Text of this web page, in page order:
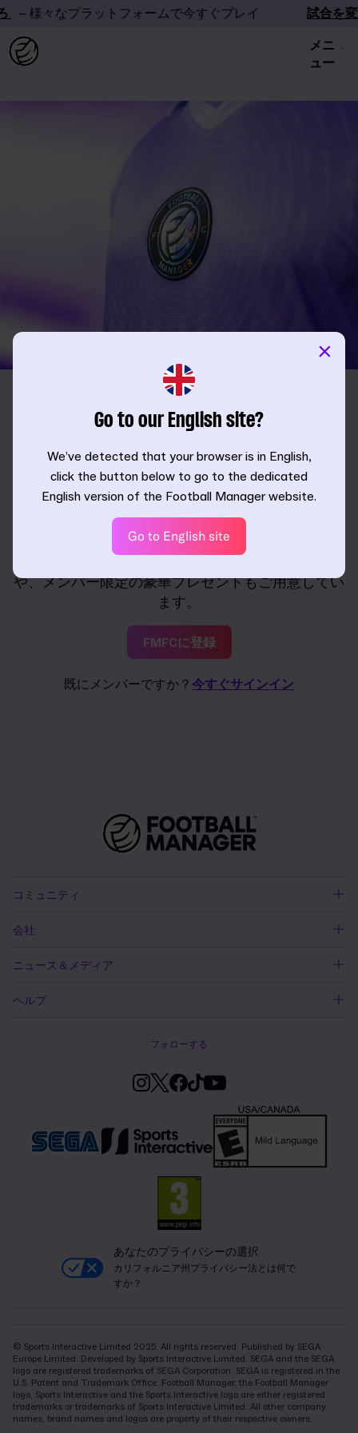
– 様々なプラットフォームで今すぐプレイ
試合を変
メニ
ュー
クラブに参加して報酬を獲
得
FMFCに登録することで、誰よりも早く『FM』の最新
や、メンバー限定の豪華プレゼントもご用意してい
ます。
FMFCに登録
既にメンバーですか？ 今すぐサインイン
コミュニティ
会社
ニュース＆メディア
ヘルプ
フォローする
あなたのプライバシーの選択
カリフォルニア州プライバシー法とは何で
すか？
© Sports Interactive Limited 2025. All rights reserved. Published by SEGA
Europe Limited. Developed by Sports Interactive Limited. SEGA and the SEGA
logo are registered trademarks of SEGA Corporation. SEGA is registered in the
U.S. Patent and Trademark Office. Football Manager, the Football Manager
logo, Sports Interactive and the Sports Interactive logo are either registered
trademarks or trademarks of Sports Interactive Limited. All other company
names, brand names and logos are property of their respective owners.
Go to our English site?
We’ve detected that your browser is in English,
click the button below to go to the dedicated
English version of the Football Manager website.
Go to English site
×